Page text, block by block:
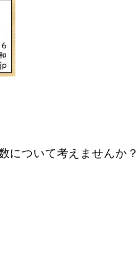
について考えませんか？